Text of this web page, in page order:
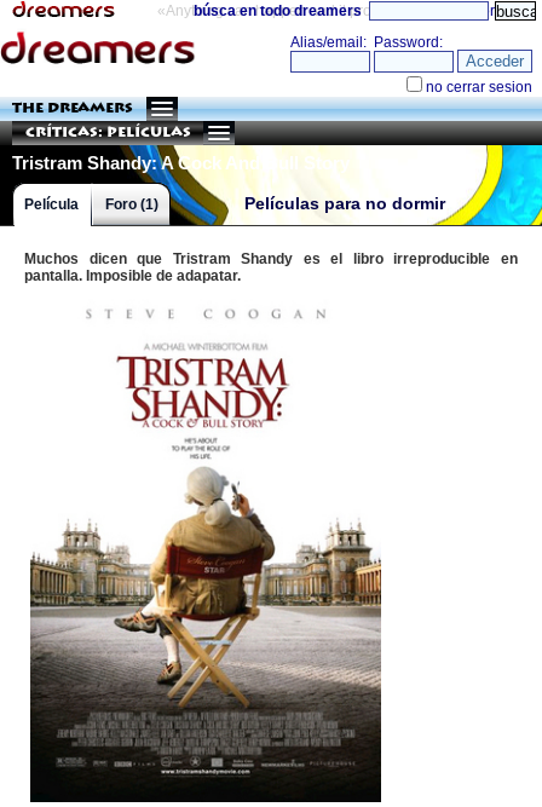
«Anything can happen and it probably will» directorio
búsca en todo dreamers
THE DREAMERS
Críticas: Películas
Tristram Shandy: A Cock And Bull Story
Películas para no dormir
Película Foro (1)
Muchos dicen que Tristram Shandy es el libro irreproducible en
pantalla. Imposible de adapatar.